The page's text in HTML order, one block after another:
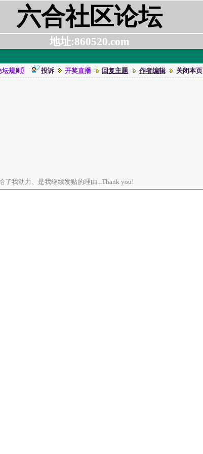
六合社区论坛
地址:860520.com
规则〗 投诉 开奖直播 回复主题 作者编辑 关闭本页
了我动力、是我继续发贴的理由...Thank you!